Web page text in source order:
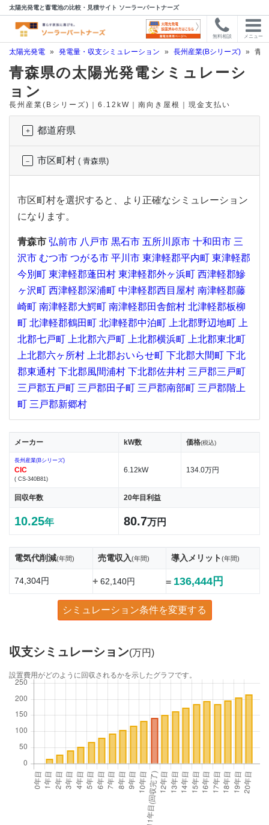
太陽光発電と蓄電池の比較・見積サイト ソーラーパートナーズ
無料相談 メニュー
太陽光発電 » 発電量・収支シミュレーション » 長州産業(Bシリーズ) » 青
青森県の太陽光発電シミュレーシ
ョン
長州産業(Bシリーズ)｜6.12kW｜南向き屋根｜現金支払い
都道府県
市区町村 ( 青森県)
市区町村を選択すると、より正確なシミュレーション
になります。
青森市 弘前市 八戸市 黒石市 五所川原市 十和田市 三
沢市 むつ市 つがる市 平川市 東津軽郡平内町 東津軽郡
今別町 東津軽郡蓬田村 東津軽郡外ヶ浜町 西津軽郡鰺
ヶ沢町 西津軽郡深浦町 中津軽郡西目屋村 南津軽郡藤
崎町 南津軽郡大鰐町 南津軽郡田舎館村 北津軽郡板柳
町 北津軽郡鶴田町 北津軽郡中泊町 上北郡野辺地町
上
北郡七戸町
上北郡六戸町 上北郡横浜町
上北郡東北町
上北郡六ヶ所村
上北郡おいらせ町 下北郡大間町 下北
郡東通村 下北郡風間浦村 下北郡佐井村 三戸郡三戸町
三戸郡五戸町 三戸郡田子町 三戸郡南部町 三戸郡階上
町 三戸郡新郷村
メーカー kW数 価格(税込)
長州産業(Bシリーズ)
CIC
( CS-340B81)
6.12kW 134.0万円
回収年数 20年目利益
10.25年 80.7万円
電気代削減(年間) 売電収入(年間) 導入メリット(年間)
74,304円 +62,140円 = 136,444円
シミュレーション条件を変更する
収支シミュレーション(万円)
設置費用がどのように回収されるかを示したグラフです。